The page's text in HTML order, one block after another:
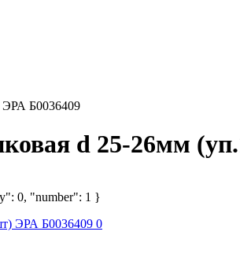
ЭРА Б0036409
d 25-26мм
0, "number": 1 }